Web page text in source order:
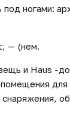
ногами:
— (нем.
и Haus -
для